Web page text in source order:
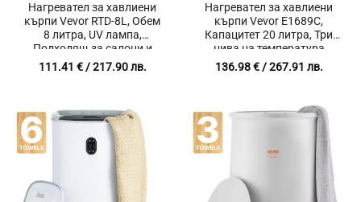
Нагревател за хавлиени
кърпи Vevor RTD-8L, Обем
8 литра, UV лампа,
Подходящ за салони и
масажни студиа
111.41 €/ 217.90 лв.
Нагревател за хавлиени
кърпи Vevor E1689C,
Капацитет 20 литра, Три
нива на температура
136.98€/ 267.91 лв.